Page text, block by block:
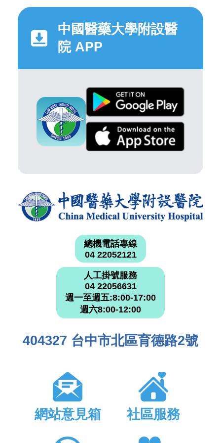
中國醫藥大學附設醫
院 APP
總機電話專線
04 22052121
人工掛號服務
04 22056631
週一至週五:8:00-17:00
週六8:00-12:00
404327 台中市北區育德路2號
網站意見箱 社區服務